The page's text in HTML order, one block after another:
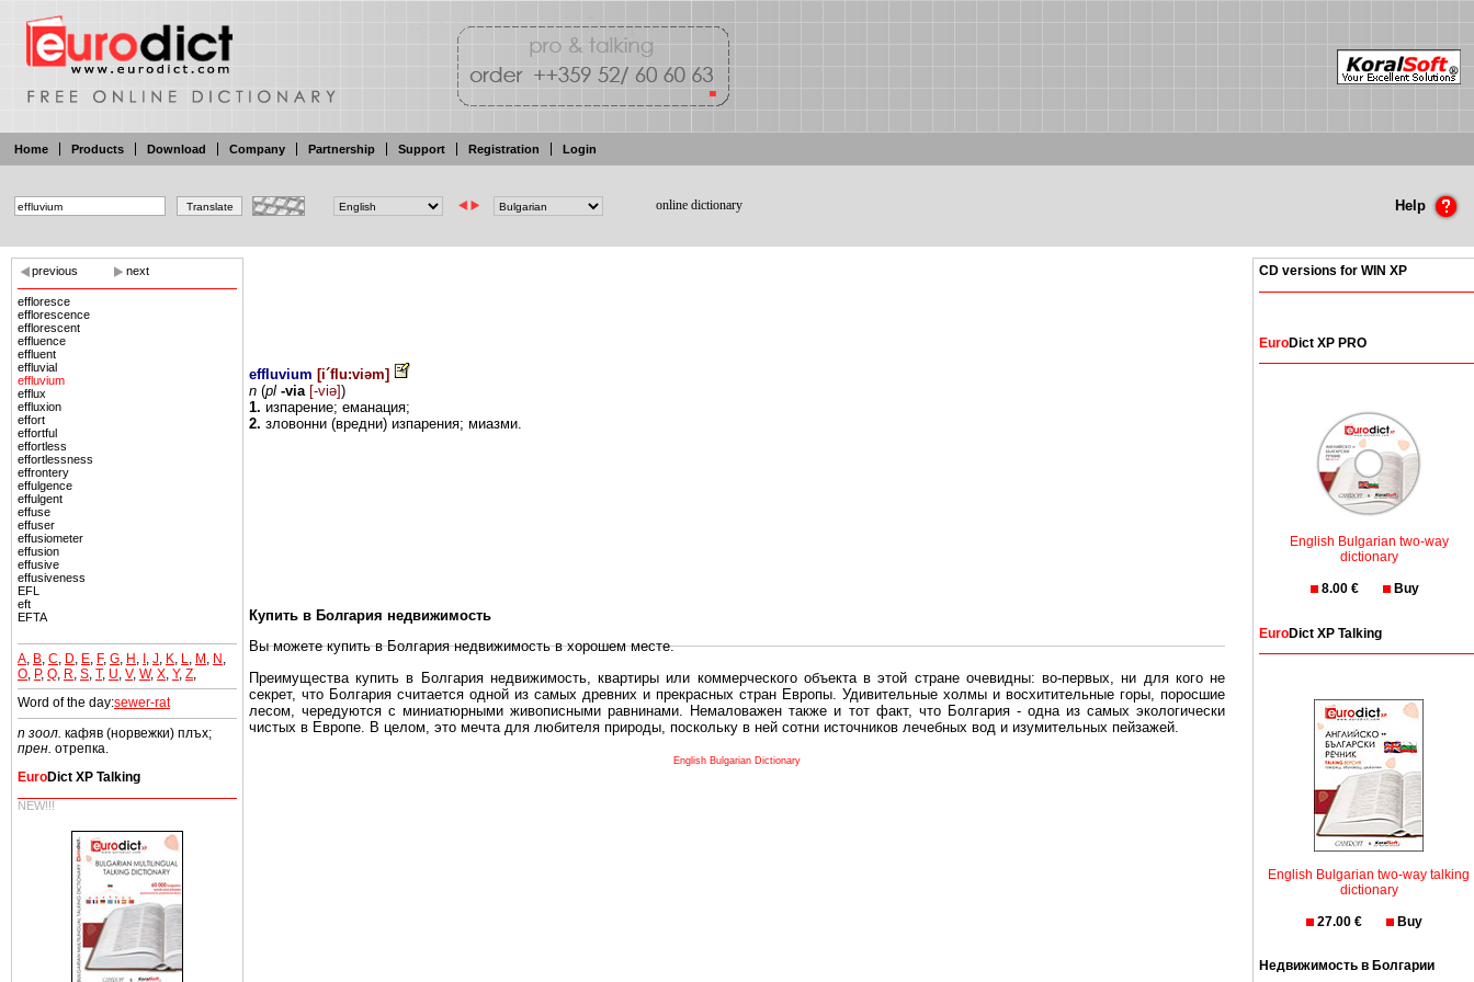
Home Products Download Company Partnership Support Registration Login
online dictionary Help
previous next
effloresce
efflorescence
efflorescent
effluence
effluent
effluvial
effluvium
efflux
effluxion
effort
effortful
effortless
effortlessness
effrontery
effulgence
effulgent
effuse
effuser
effusiometer
effusion
effusive
effusiveness
EFL
eft
EFTA
A B C D E F, G H I J K L M N
O P, Q R S T, U V, W, X Y, Z
Word of the day:sewer-rat
n зоол. кафяв (норвежки) плъх;
прен. отрепка.
EuroDict XP Talking
NEW!!!
effluvium [i´flu:viəm]
n (pl -via [-viə])
1. изпарение; еманация;
2. зловонни (вредни) изпарения; миазми.
Купить в Болгария недвижимость
Вы можете купить в Болгария недвижимость в хорошем месте.
Преимущества купить в Болгария недвижимость, квартиры или коммерческого объекта в этой стране очевидны: во-первых, ни для кого не
секрет, что Болгария считается одной из самых древних и прекрасных стран Европы. Удивительные холмы и восхитительные горы, поросшие
лесом, чередуются с миниатюрными живописными равнинами. Немаловажен также и тот факт, что Болгария - одна из самых экологически
чистых в Европе. В целом, это мечта для любителя природы, поскольку в ней сотни источников лечебных вод и изумительных пейзажей.
Еще одно существенное преимущество в плане купить в Болгария недвижимость заключено в том, что Болгария безопасная страна - в ней
English Bulgarian Dictionary
CD versions for WIN XP
EuroDict XP PRO
English Bulgarian two-way
dictionary
8.00 € Buy
EuroDict XP Talking
English Bulgarian two-way talking
dictionary
27.00 € Buy
Недвижимость в Болгарии